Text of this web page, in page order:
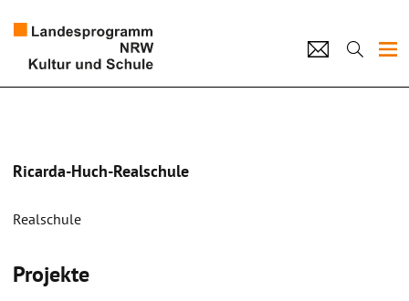
home Impressum
Ricarda-Huch-Realschule
Realschule
Projekte